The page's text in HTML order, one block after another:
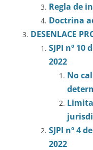
Regla de
Doctrina
DESENLACE
SJPI nº 10
2022
No
SJPI nº 4
2022